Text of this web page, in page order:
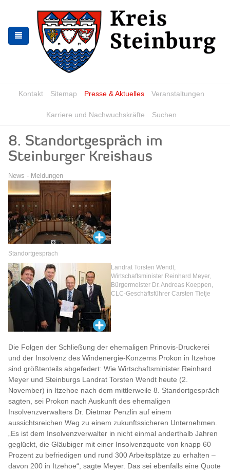
springen
springen
Kontakt Sitemap Presse & Aktuelles Veranstaltungen
Karriere und Nachwuchskräfte Suchen
8. Standortgespräch im
Steinburger Kreishaus
News - Meldungen
Standortgespräch
Landrat Torsten Wendt,
Wirtschaftsminister Reinhard Meyer,
Bürgermeister Dr. Andreas Koeppen,
CLC-Geschäftsführer Carsten Tietje
Die Folgen der Schließung der ehemaligen Prinovis-Druckerei
und der Insolvenz des Windenergie-Konzerns Prokon in Itzehoe
sind größtenteils abgefedert: Wie Wirtschaftsminister Reinhard
Meyer und Steinburgs Landrat Torsten Wendt heute (2.
November) in Itzehoe nach dem mittlerweile 8. Standortgespräch
sagten, sei Prokon nach Auskunft des ehemaligen
Insolvenzverwalters Dr. Dietmar Penzlin auf einem
aussichtsreichen Weg zu einem zukunftssicheren Unternehmen.
„Es ist dem Insolvenzverwalter in nicht einmal anderthalb Jahren
geglückt, die Gläubiger mit einer Insolvenzquote von knapp 60
Prozent zu befriedigen und rund 300 Arbeitsplätze zu erhalten –
davon 200 in Itzehoe“, sagte Meyer. Das sei ebenfalls eine Quote